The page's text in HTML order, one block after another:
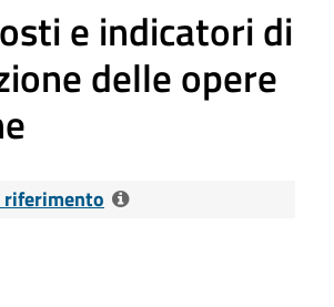
e indicatori di
delle opere
riferimento